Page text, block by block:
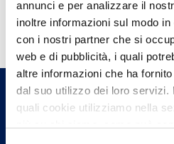
annunci e per analizzare il
inoltre informazioni sul modo
con i nostri partner che si
web e di pubblicità, i quali
altre informazioni che ha
dal suo utilizzo dei loro servizi.
quali cookie utilizziamo nella
Hai bisogno di
informazioni?
Trova l'Agenzia più
un nostro Agente.